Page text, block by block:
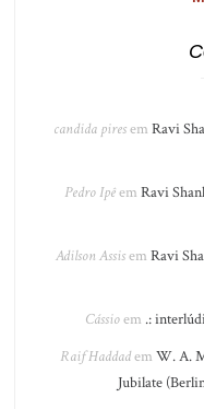
candida piresem Ravi
Pedro Ipêem Ravi
Adilson Assisem Ravi
Cássioem .:
Raif Haddadem W. A.
Jubilate